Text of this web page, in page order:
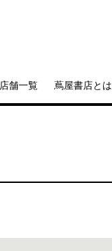
店舗一覧 蔦屋書店とは